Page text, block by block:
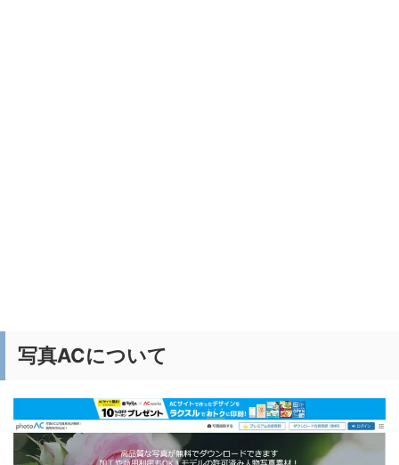
写真ACについて